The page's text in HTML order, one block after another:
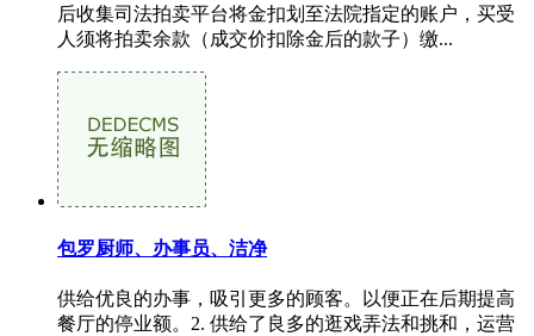
后收集司法拍卖平台将金扣划至法院指定的账户，买受
人须将拍卖余款（成交价扣除金后的款子）缴...
包罗厨师、办事员、洁净
供给优良的办事，吸引更多的顾客。以便正在后期提高
餐厅的停业额。2. 供给了良多的逛戏弄法和挑和，运营